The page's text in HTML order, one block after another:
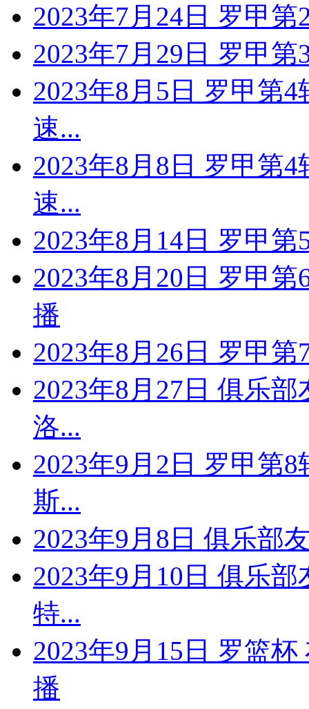
2023年7月24日 罗甲
2023年7月29日 罗甲
2023年8月5日 罗甲第
速...
2023年8月8日 罗甲第
速...
2023年8月14日 罗甲
2023年8月20日 罗甲
播
2023年8月26日 罗甲
2023年8月27日 俱乐
洛...
2023年9月2日 罗甲第
斯...
2023年9月8日 俱乐部
2023年9月10日 俱乐
特...
2023年9月15日 罗篮
播